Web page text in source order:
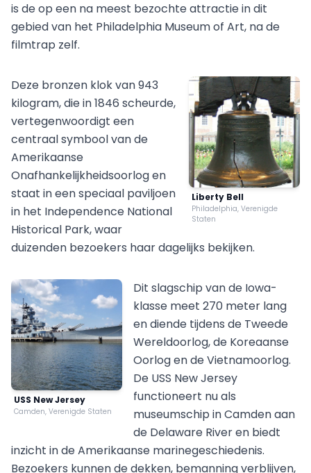
is de op een na meest bezochte attractie in dit
gebied van het Philadelphia Museum of Art, na de
filmtrap zelf.
Liberty Bell
Philadelphia, Verenigde
Staten
Deze bronzen klok van 943
kilogram, die in 1846 scheurde,
vertegenwoordigt een
centraal symbool van de
Amerikaanse
Onafhankelijkheidsoorlog en
staat in een speciaal paviljoen
in het Independence National
Historical Park, waar
duizenden bezoekers haar dagelijks bekijken.
USS New Jersey
Camden, Verenigde Staten
Dit slagschip van de Iowa-
klasse meet 270 meter lang
en diende tijdens de Tweede
Wereldoorlog, de Koreaanse
Oorlog en de Vietnamoorlog.
De USS New Jersey
functioneert nu als
museumschip in Camden aan
de Delaware River en biedt
inzicht in de Amerikaanse marinegeschiedenis.
Bezoekers kunnen de dekken, bemanning verblijven,